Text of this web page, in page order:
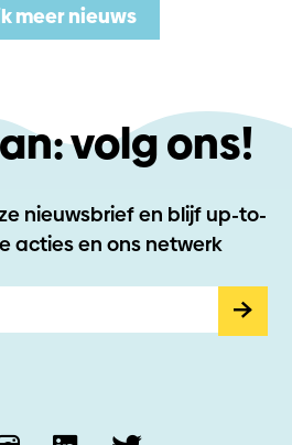
meer nieuws
volg ons!
nieuwsbrief en blijf up-to-
acties en ons netwerk